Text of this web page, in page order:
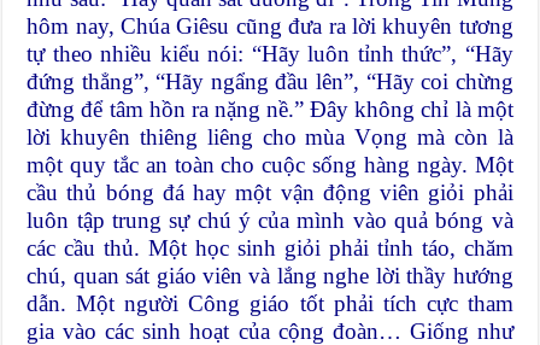
hôm nay, Chúa Giêsu cũng đưa ra lời khuyên tương
tự theo nhiều kiểu nói: “Hãy luôn tỉnh thức”, “Hãy
đứng thẳng”, “Hãy ngẩng đầu lên”, “Hãy coi chừng
đừng để tâm hồn ra nặng nề.” Đây không chỉ là một
lời khuyên thiêng liêng cho mùa Vọng mà còn là
một quy tắc an toàn cho cuộc sống hàng ngày. Một
cầu thủ bóng đá hay một vận động viên giỏi phải
luôn tập trung sự chú ý của mình vào quả bóng và
các cầu thủ. Một học sinh giỏi phải tỉnh táo, chăm
chú, quan sát giáo viên và lắng nghe lời thầy hướng
dẫn. Một người Công giáo tốt phải tích cực tham
gia vào các sinh hoạt của cộng đoàn… Giống như